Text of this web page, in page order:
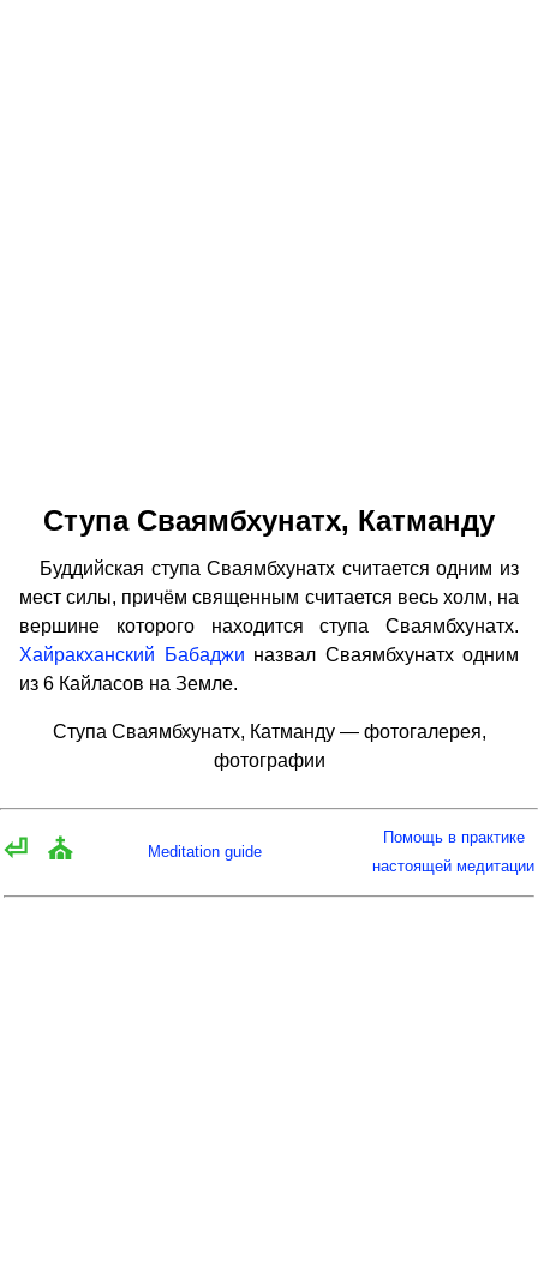
Ступа Сваямбхунатх, Катманду
Буддийская ступа Сваямбхунатх считается одним из
мест силы, причём священным считается весь холм, на
вершине которого находится ступа Сваямбхунатх.
Хайракханский Бабаджи назвал Сваямбхунатх одним
из 6 Кайласов на Земле.
Ступа Сваямбхунатх, Катманду — фотогалерея,
фотографии
⏎ ⛪ Meditation guide
Помощь в практике
настоящей медитации